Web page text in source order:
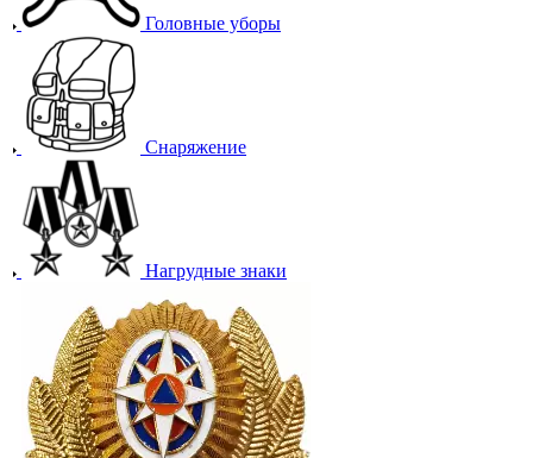
Головные уборы
Снаряжение
Нагрудные знаки